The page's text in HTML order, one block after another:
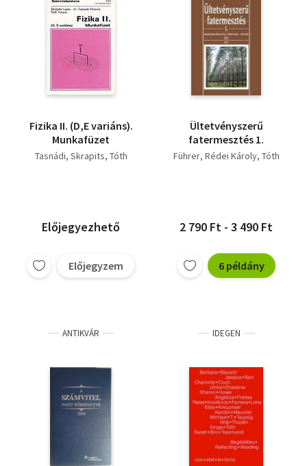
Fizika II. (D,E variáns).
Munkafüzet
Tasnádi Skrapits Tóth
Előjegyezhető
Előjegyzem
Ültetvényszerű
fatermesztés 1.
Führer Rédei Károly Tóth
2 790 Ft - 3 490 Ft
6 példány
ANTIKVÁR IDEGEN